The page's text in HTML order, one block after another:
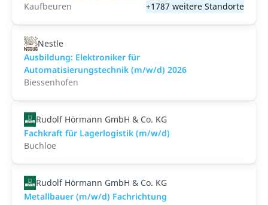
Kaufbeuren
+1787 weitere Standorte
Nestle
Ausbildung: Elektroniker für
Automatisierungstechnik (m/w/d) 2026
Biessenhofen
Rudolf Hörmann GmbH & Co. KG
Fachkraft für Lagerlogistik (m/w/d)
Buchloe
Rudolf Hörmann GmbH & Co. KG
Metallbauer (m/w/d) Fachrichtung